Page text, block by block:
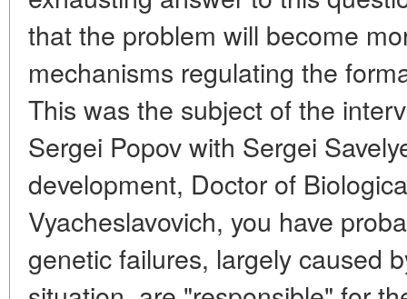
that the problem will become
mechanisms regulating the
This was the subject of the
Sergei Popov with Sergei
development, Doctor of
Vyacheslavovich, you have
genetic failures, largely caused